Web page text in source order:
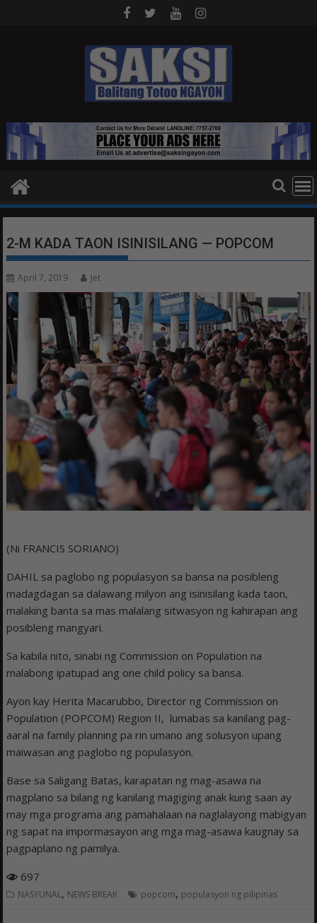
2-M KADA TAON ISINISILANG — POPCOM
April 7, 2019 Jet
(Ni FRANCIS SORIANO)
DAHIL sa paglobo ng populasyon sa bansa na posibleng
madagdagan sa dalawang milyon ang isinisilang kada taon,
malaking banta sa mas malalang sitwasyon ng kahirapan ang
posibleng mangyari.
Sa kabila nito, sinabi ng Commission on Population na
malabong ipatupad ang one child policy sa bansa.
Ayon kay Herita Macarubbo, Director ng Commission on
Population (POPCOM) Region II, lumabas sa kanilang pag-
aaral na family planning pa rin umano ang solusyon upang
maiwasan ang paglobo ng populasyon.
Base sa Saligang Batas, karapatan ng mag-asawa na
magplano sa bilang ng kanilang magiging anak kung saan ay
may mga programa ang pamahalaan na naglalayong mabigyan
ng sapat na impormasayon ang mga mag-asawa kaugnay sa
pagpaplano ng pamilya.
697
NASYUNAL, NEWS BREAK popcom, populasyon ng pilipinas